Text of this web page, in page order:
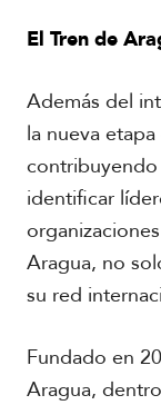
El Tren de
Además del
la nueva
contribuyendo
identificar
Aragua, no
su red
Fundado en
Aragua,